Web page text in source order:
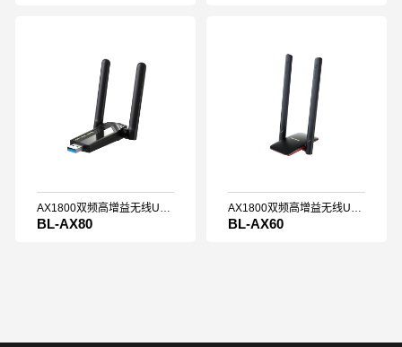
BL-AX80 BL-AX60